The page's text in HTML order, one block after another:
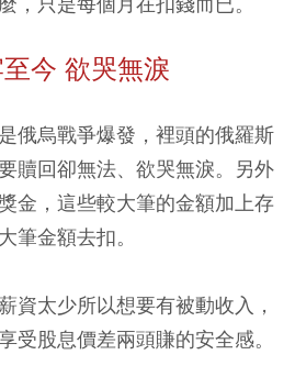
今 欲哭無淚
俄烏戰爭爆發，裡頭的俄羅斯
贖回卻無法、欲哭無淚。另外
金，這些較大筆的金額加上存
筆金額去扣。
資太少所以想要有被動收入，
受股息價差兩頭賺的安全感。